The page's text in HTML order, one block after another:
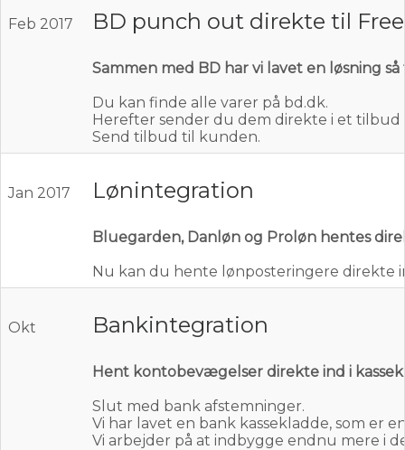
Feb 2017 BD punch out direkte til
Sammen med BD har vi lavet en løsning
Du kan finde alle varer på bd.dk.
Herefter sender du dem direkte i et tilbud
Send tilbud til kunden.
Jan 2017 Lønintegration
Bluegarden, Danløn og Proløn hentes
Nu kan du hente lønposteringere direkte
Okt Bankintegration
Hent kontobevægelser direkte ind i
Slut med bank afstemninger.
Vi har lavet en bank kassekladde, som er
Vi arbejder på at indbygge endnu mere i